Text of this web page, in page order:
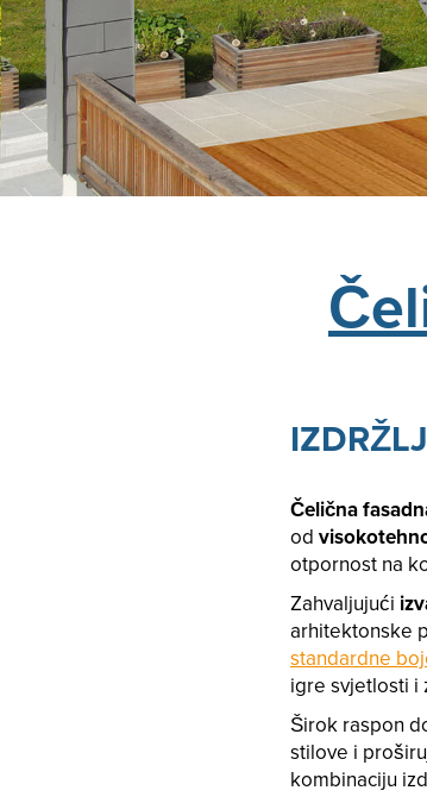
Čelična
od
otpornost na
Zahvaljujući
arhitektonske
standardne
igre svjetlosti i
Širok raspon
stilove i
kombinaciju